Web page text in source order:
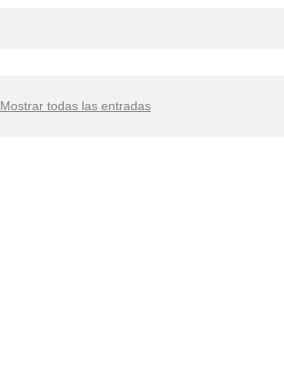
Mostrar todas las entradas